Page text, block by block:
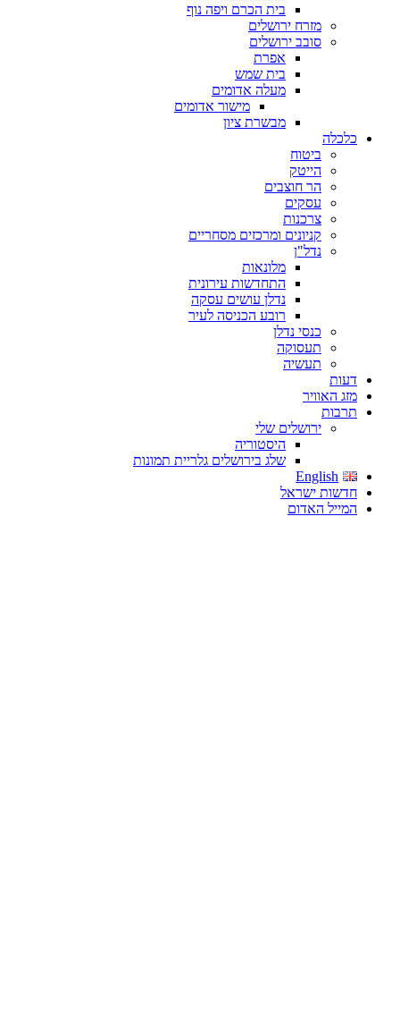
בית הכרם ויפה נוף
מזרח ירושלים
סובב ירושלים
אפרת
בית שמש
מעלה אדומים
מישור אדומים
מבשרת ציון
כלכלה
ביטוח
הייטק
הר חוצבים
עסקים
צרכנות
קניונים ומרכזים מסחריים
נדל"ן
מלונאות
התחדשות עירונית
נדלן עושים עסקה
רובע הכניסה לעיר
כנסי נדלן
תעסוקה
תעשיה
דעות
מזג האוויר
תרבות
ירושלים שלי
היסטוריה
שלג בירושלים גלריית תמונות
English
חדשות ישראל
המייל האדום